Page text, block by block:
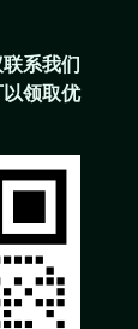
联系我们
领取优